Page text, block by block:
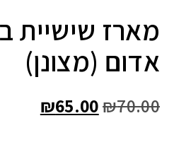
מארז שישיית
אדום (מצונן)
₪70.00
₪65.00